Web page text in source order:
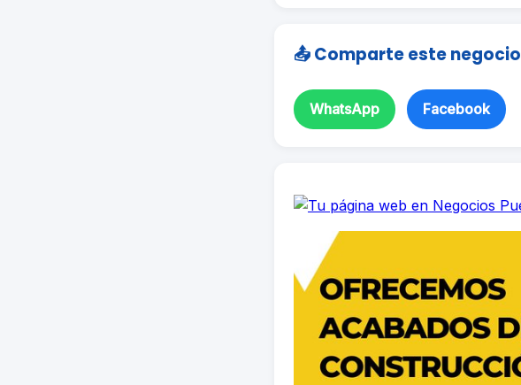
📤 Comparte este negocio
WhatsApp Facebook